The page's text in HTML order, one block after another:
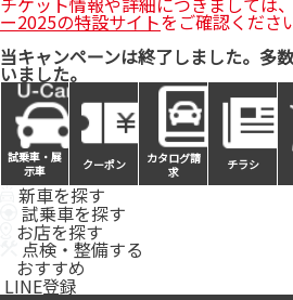
ー2025の特設サイトをご確認くださ
当キャンペーンは終了しました。多
いました。
試乗車・展
示車
クーポン
カタログ請
求
チラシ
新車を探す
試乗車を探す
お店を探す
点検・整備する
おすすめ
LINE登録